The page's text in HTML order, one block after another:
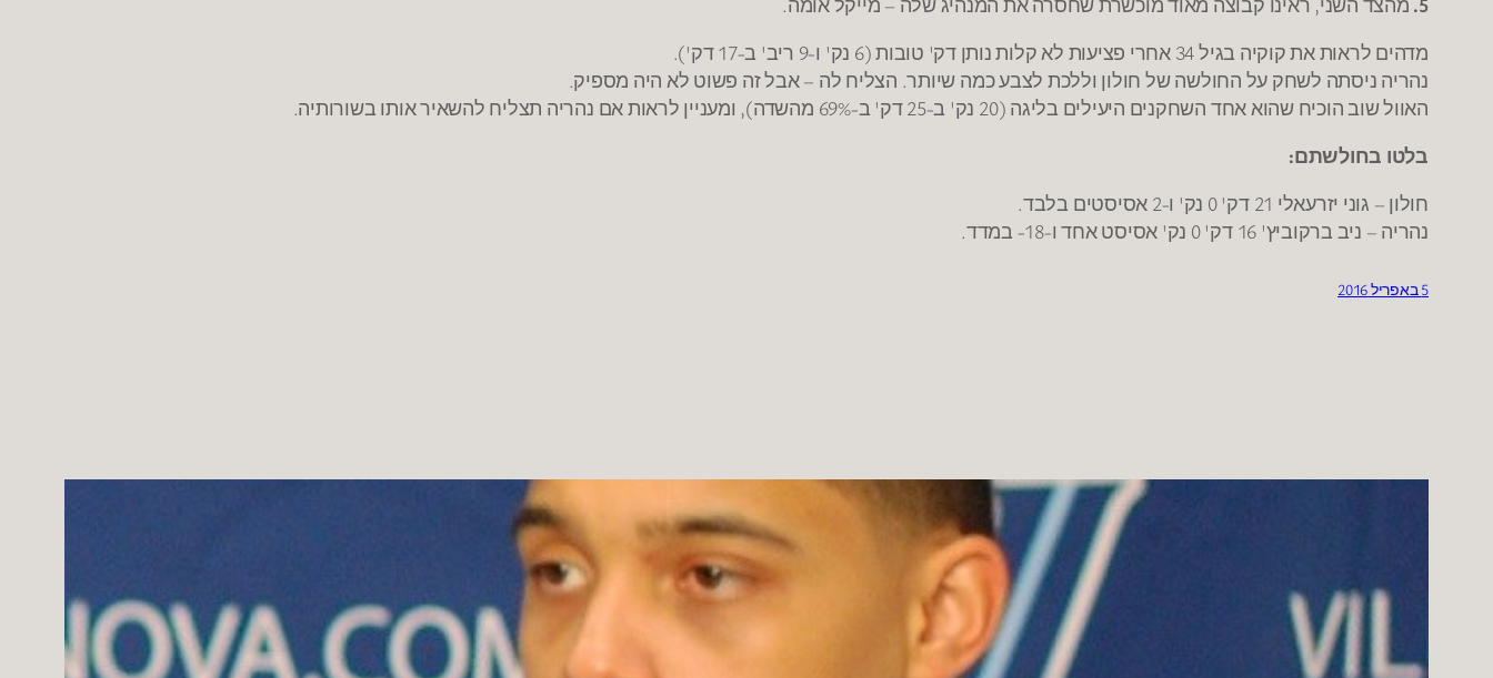
מדהים לראות את קוקיה בגיל 34 אחרי פציעות לא קלות נותן דק' טובות (6 נק' ו-9 ריב' ב-17 דק').
נהריה ניסתה לשחק על החולשה של חולון וללכת לצבע כמה שיותר. הצליח לה – אבל זה פשוט לא היה מספיק.
האוול שוב הוכיח שהוא אחד השחקנים היעילים בליגה (20 נק' ב-25 דק' ב-69% מהשדה), ומעניין לראות אם נהריה תצליח להשאיר אותו בשורותיה.
בלטו בחולשתם:
חולון – גוני יזרעאלי 21 דק' 0 נק' ו-2 אסיסטים בלבד.
נהריה – ניב ברקוביץ' 16 דק' 0 נק' אסיסט אחד ו-18- במדד.
5 באפריל 2016